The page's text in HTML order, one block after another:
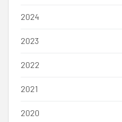
2024
2023
2022
2021
2020